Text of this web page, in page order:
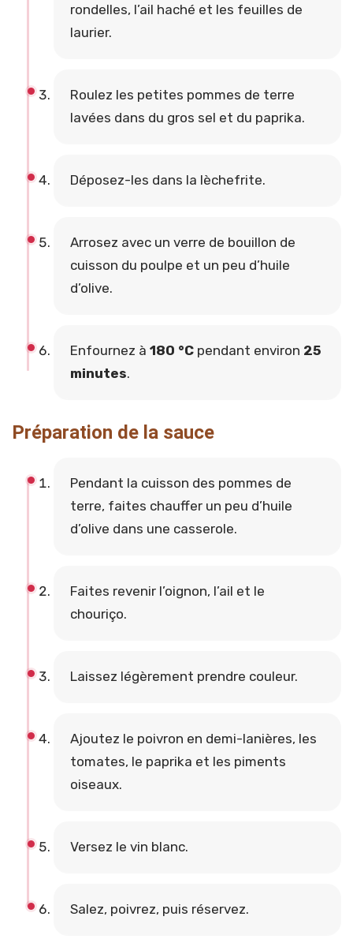
rondelles, l’ail haché et les feuilles de
laurier.
Roulez les petites pommes de terre
lavées dans du gros sel et du paprika.
Déposez-les dans la lèchefrite.
Arrosez avec un verre de bouillon de
cuisson du poulpe et un peu d’huile
d’olive.
Enfournez à 180 °Cpendant environ 25
minutes.
Préparation de la sauce
Pendant la cuisson des pommes de
terre, faites chauffer un peu d’huile
d’olive dans une casserole.
Faites revenir l’oignon, l’ail et le
chouriço.
Laissez légèrement prendre couleur.
Ajoutez le poivron en demi-lanières, les
tomates, le paprika et les piments
oiseaux.
Versez le vin blanc.
Salez, poivrez, puis réservez.